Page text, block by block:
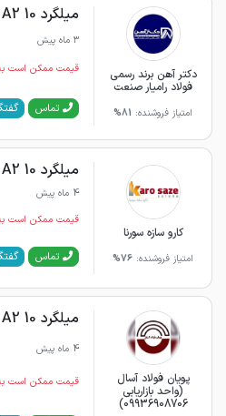
دکتر آهن برند رسمی
فولاد رامیار صنعت
امتیاز فروشنده: 81%
میلگرد 10 A2 طول 12 آریان فولاد
3 ماه پیش
قیمت ممکن است
تماس
کارو سازه سورنا
امتیاز فروشنده: 76%
میلگرد 10 A2 طول 12 آریان فولاد
4 ماه پیش
قیمت ممکن است
تماس
پویان فولاد آسال
(واحد بازاریابی
09936908706)
میلگرد 10 A2 طول 12 آریان فولاد
4 ماه پیش
قیمت ممکن است